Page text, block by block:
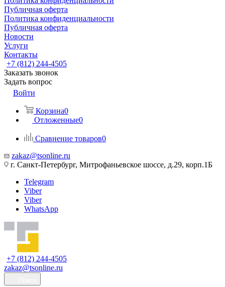
Публичная оферта
Политика конфиденциальности
Публичная оферта
Новости
Услуги
Контакты
+7 (812) 244-4505
Заказать звонок
Задать вопрос
Войти
Корзина0
Отложенные0
Сравнение товаров0
zakaz@tsonline.ru
г. Санкт-Петербург, Митрофаньевское шоссе, д.29, корп.1Б
Telegram
Viber
Viber
WhatsApp
+7 (812) 244-4505
zakaz@tsonline.ru